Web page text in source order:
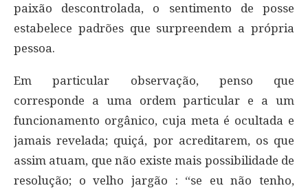
paixão descontrolada, o sentimento de posse
estabelece padrões que surpreendem a própria
pessoa.
Em particular observação, penso que
corresponde a uma ordem particular e a um
funcionamento orgânico, cuja meta é ocultada e
jamais revelada; quiçá, por acreditarem, os que
assim atuam, que não existe mais possibilidade de
resolução; o velho jargão : “se eu não tenho,